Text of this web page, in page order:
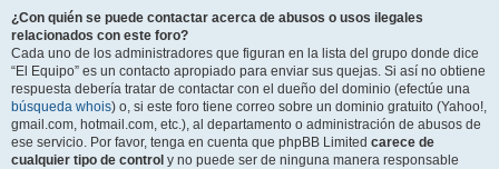
¿Con quién se puede contactar acerca de abusos o usos ilegales
relacionados con este foro?
Cada uno de los administradores que figuran en la lista del grupo donde dice
“El Equipo” es un contacto apropiado para enviar sus quejas. Si así no obtiene
respuesta debería tratar de contactar con el dueño del dominio (efectúe una
búsqueda whois) o, si este foro tiene correo sobre un dominio gratuito (Yahoo!,
gmail.com, hotmail.com, etc.), al departamento o administración de abusos de
ese servicio. Por favor, tenga en cuenta que phpBB Limited carece de
cualquier tipo de control y no puede ser de ninguna manera responsable